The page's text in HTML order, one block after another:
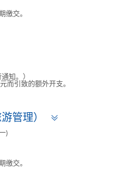
缴交。
知。）
而引致的额外开支。
管理）
)
缴交。